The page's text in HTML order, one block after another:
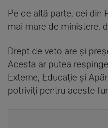
Pe de altă parte, cei din
mai mare de ministere,
Drept de veto are și
Acesta ar putea
Externe, Educație și
potriviți pentru aceste